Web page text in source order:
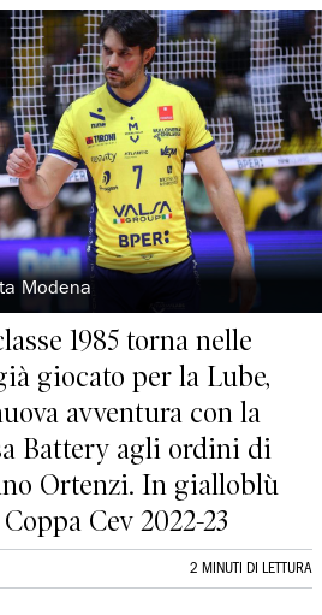
Modena
1985 torna nelle
giocato per la Lube,
avventura con la
Battery agli ordini di
Ortenzi. In gialloblù
Cev 2022-23
2 MINUTI DI LETTURA